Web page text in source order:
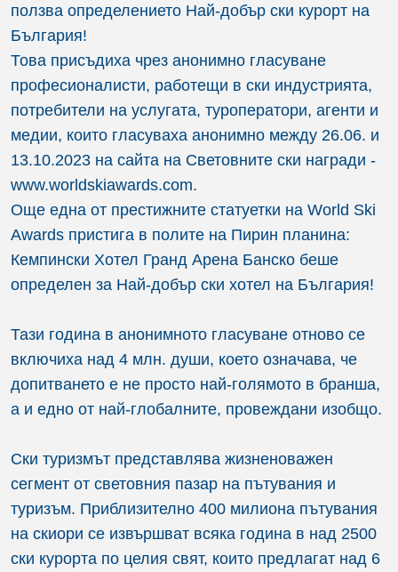
ползва определението Най-добър ски курорт на
България!
Това присъдиха чрез анонимно гласуване
професионалисти, работещи в ски индустрията,
потребители на услугата, туроператори, агенти и
медии, които гласуваха анонимно между 26.06. и
13.10.2023 на сайта на Световните ски награди -
www.worldskiawards.com.
Още една от престижните статуетки на World Ski
Awards пристига в полите на Пирин планина:
Кемпински Хотел Гранд Арена Банско беше
определен за Най-добър ски хотел на България!
Тази година в анонимното гласуване отново се
включиха над 4 млн. души, което означава, че
допитването е не просто най-голямото в бранша,
а и едно от най-глобалните, провеждани изобщо.
Ски туризмът представлява жизненоважен
сегмент от световния пазар на пътувания и
туризъм. Приблизително 400 милиона пътувания
на скиори се извършват всяка година в над 2500
ски курорта по целия свят, които предлагат над 6